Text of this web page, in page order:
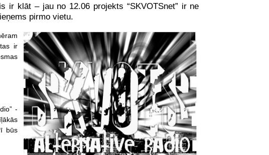
ir klāt – jau no 12.06 projekts “SKVOTSnet” ir ne
pirmo vietu.
ir
-
būs